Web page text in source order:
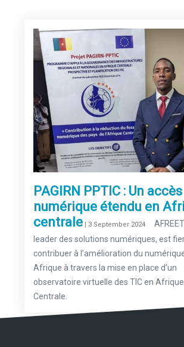
PAGIRN PPTIC : Un accès
numérique étendu en
centrale | 3 September 2024
leader des solutions numériques, est
contribuer à l’amélioration du
Afrique à travers la mise en place d’un
observatoire virtuelle des TIC en Afrique
Centrale.